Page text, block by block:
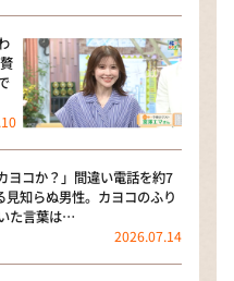
ヨコか？」間違い電話を約7
知らぬ男性。カヨコのふり
た言葉は…
2026.07.14